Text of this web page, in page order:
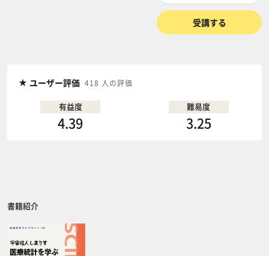
受講する
ユーザー評価 418 人の評価
有益度
4.39
難易度
3.25
書籍紹介